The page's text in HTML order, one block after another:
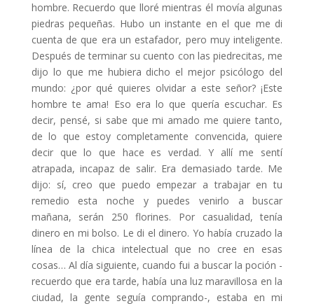
hombre. Recuerdo que lloré mientras él movía algunas
piedras pequeñas. Hubo un instante en el que me di
cuenta de que era un estafador, pero muy inteligente.
Después de terminar su cuento con las piedrecitas, me
dijo lo que me hubiera dicho el mejor psicólogo del
mundo: ¿por qué quieres olvidar a este señor? ¡Este
hombre te ama! Eso era lo que quería escuchar. Es
decir, pensé, si sabe que mi amado me quiere tanto,
de lo que estoy completamente convencida, quiere
decir que lo que hace es verdad. Y allí me sentí
atrapada, incapaz de salir. Era demasiado tarde. Me
dijo: sí, creo que puedo empezar a trabajar en tu
remedio esta noche y puedes venirlo a buscar
mañana, serán 250 florines. Por casualidad, tenía
dinero en mi bolso. Le di el dinero. Yo había cruzado la
línea de la chica intelectual que no cree en esas
cosas… Al día siguiente, cuando fui a buscar la poción -
recuerdo que era tarde, había una luz maravillosa en la
ciudad, la gente seguía comprando-, estaba en mi